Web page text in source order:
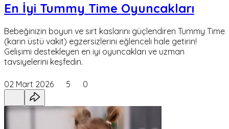
En İyi Tummy Time Oyuncakları
Bebeğinizin boyun ve sırt kaslarını güçlendiren Tummy Time
(karın üstü vakit) egzersizlerini eğlenceli hale getirin!
Gelişimi destekleyen en iyi oyuncakları ve uzman
tavsiyelerini keşfedin.
02 Mart 2026 5 0